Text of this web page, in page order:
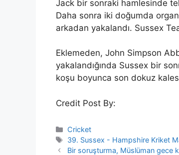
Jack bir sonraki hamlesinde
Daha sonra iki doğumda
arkadan yakalandı. Sussex
Eklemeden, John Simpson
yakalandığında Sussex bir
koşu boyunca son dokuz
Credit Post By:
Categories
Cricket
Tags
39. Sussex - Hampshire Kriket
Bir soruşturma, Müslüman gece